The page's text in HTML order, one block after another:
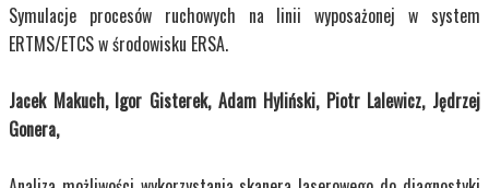
Symulacje procesów ruchowych na linii wyposażonej w system
ERTMS/ETCS w środowisku ERSA.
Jacek Makuch, Igor Gisterek, Adam Hyliński, Piotr Lalewicz, Jędrzej
Gonera,